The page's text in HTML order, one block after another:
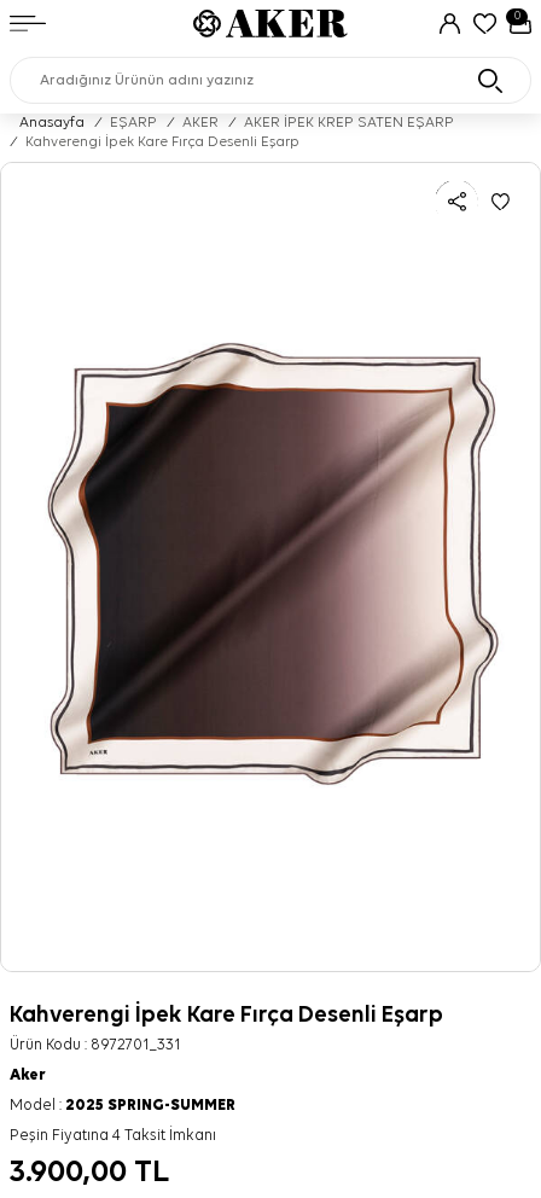
0
Anasayfa / EŞARP / AKER /
AKER İPEK KREP SATEN EŞARP
/
Kahverengi İpek Kare Fırça Desenli Eşarp
Kahverengi İpek Kare Fırça Desenli Eşarp
Ürün Kodu : 8972701_331
Aker
Model : 2025 SPRING-SUMMER
Peşin Fiyatına 4 Taksit İmkanı
3.900,00 TL